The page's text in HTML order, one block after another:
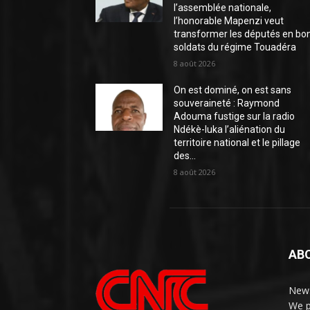
l’assemblée nationale,
l’honorable Mapenzi veut
transformer les députés en
soldats du régime Touadéra
8 août 2026
On est dominé, on est sans
souveraineté : Raymond
Adouma fustige sur la radio
Ndékè-luka l’aliénation du
territoire national et le pillage
des...
8 août 2026
We